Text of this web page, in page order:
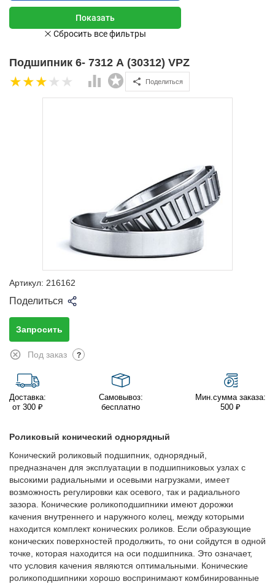
Подшипник 6- 7312 А (30312) VPZ
Поделиться
Артикул: 216162
Поделиться
Запросить
Под заказ ?
Доставка:
от 300 ₽
Самовывоз:
бесплатно
Мин.сумма заказа:
500 ₽
Роликовый конический однорядный
Конический роликовый подшипник, однорядный,
предназначен для эксплуатации в подшипниковых узлах с
высокими радиальными и осевыми нагрузками, имеет
возможность регулировки как осевого, так и радиального
зазора. Конические роликоподшипники имеют дорожки
качения внутреннего и наружного колец, между которыми
находится комплект конических роликов. Если образующие
конических поверхностей продолжить, то они сойдутся в одной
точке, которая находится на оси подшипника. Это означает,
что условия качения являются оптимальными. Конические
роликоподшипники хорошо воспринимают комбинированные